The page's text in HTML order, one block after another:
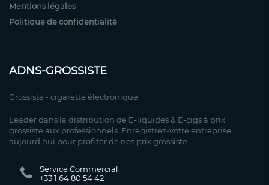
Mentions légales
Politique de confidentialité
ADNS-GROSSISTE
Grossiste - cigarette électronique.
Leader dans la distribution de E-liquides & E-cigs à prix
grossiste aux professionnels. Enregistrez-votre entreprise
aujourd'hui pour profiter de nos prix grossiste.
Service Commercial
+33 1 64 80 54 42